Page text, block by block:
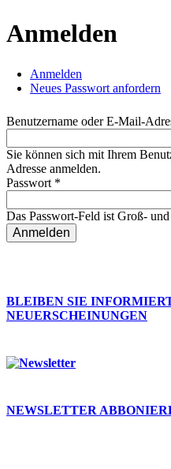
Anmelden
Haupt-Reiter
Anmelden
Neues Passwort anfordern
Benutzername oder E-Mail-
Sie können sich mit Ihrem
Adresse anmelden.
Passwort *
Das Passwort-Feld ist Groß-
BLEIBEN SIE
NEUERSCHEINUNGEN
NEWSLETTER